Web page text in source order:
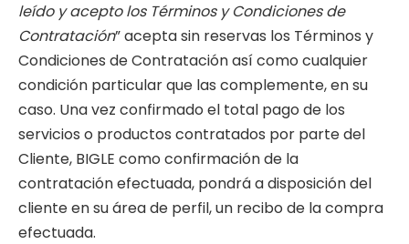
leído y acepto los Términos y Condiciones de
Contratación” acepta sin reservas los Términos y
Condiciones de Contratación así como cualquier
condición particular que las complemente, en su
caso. Una vez confirmado el total pago de los
servicios o productos contratados por parte del
Cliente, BIGLE como confirmación de la
contratación efectuada, pondrá a disposición del
cliente en su área de perfil, un recibo de la compra
efectuada.